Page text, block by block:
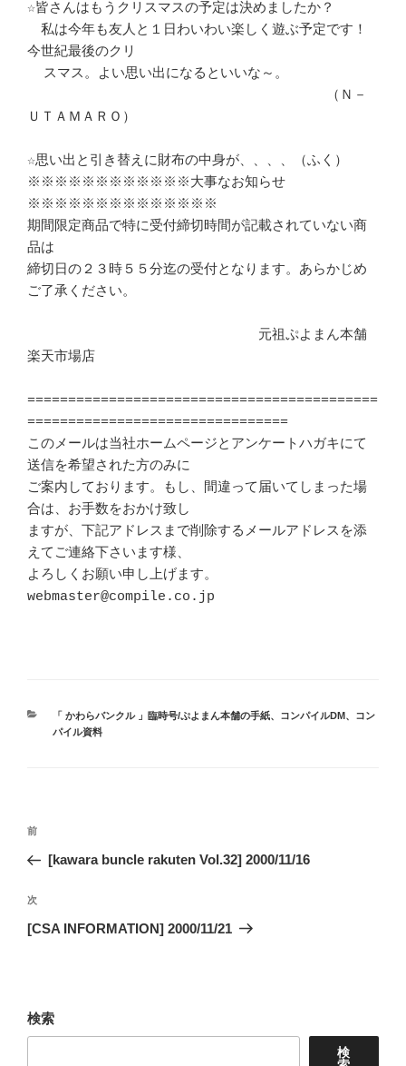
☆皆さんはもうクリスマスの予定は決めましたか？
私は今年も友人と１日わいわい楽しく遊ぶ予定です！
今世紀最後のクリ
（Ｎ－
ＵＴＡＭＡＲＯ）
☆思い出と引き替えに財布の中身が、、、、（ふく）
※※※※※※※※※※※※大事なお知らせ
※※※※※※※※※※※※※※
期間限定商品で特に受付締切時間が記載されていない商
品は
締切日の２３時５５分迄の受付となります。あらかじめ
ご了承ください。
元祖ぷよまん本舗
楽天市場店
===========================================
================================
このメールは当社ホームページとアンケートハガキにて
送信を希望された方のみに
ご案内しております。もし、間違って届いてしまった場
合は、お手数をおかけ致し
ますが、下記アドレスまで削除するメールアドレスを添
えてご連絡下さいます様、
よろしくお願い申し上げます。
webmaster@compile.co.jp
カ
テ
「 かわらバンクル 」臨時号/ぷよまん本舗の手紙、 コンパイルDM 、
コン
パイル資料
投
ナ
ビ
ゲ
ン
前
の
稿
前
[kawara buncle rakuten Vol.32] 2000/11/16
次
の
次
[CSA INFORMATION] 2000/11/21
検索
検